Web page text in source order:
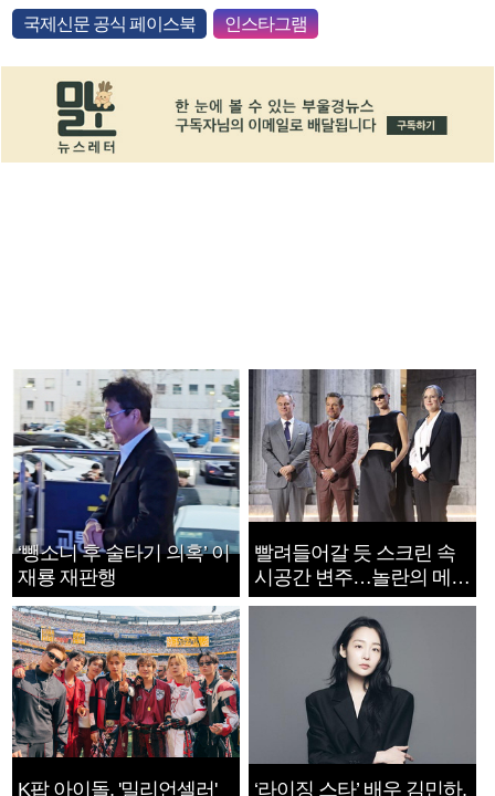
국제신문 공식 페이스북 인스타그램
‘뺑소니 후 술타기 의혹’ 이
재룡 재판행
빨려들어갈 듯 스크린 속
시공간 변주…놀란의 메시
지는 ‘전쟁 속죄’
K팝 아이돌, '밀리언셀러'
‘라이징 스타’ 배우 김민하,